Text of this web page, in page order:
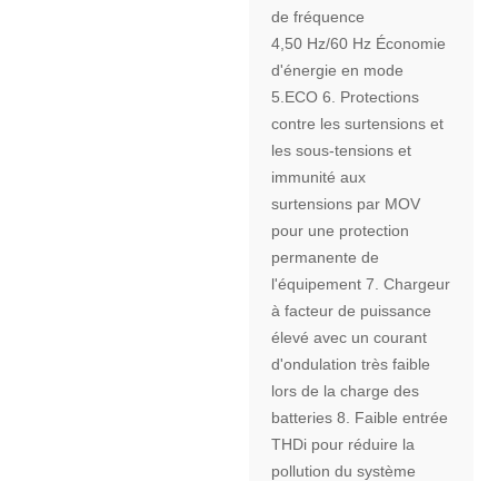
de fréquence
4,50 Hz/60 Hz Économie
d'énergie en mode
5.ECO 6. Protections
contre les surtensions et
les sous-tensions et
immunité aux
surtensions par MOV
pour une protection
permanente de
l'équipement 7. Chargeur
à facteur de puissance
élevé avec un courant
d'ondulation très faible
lors de la charge des
batteries 8. Faible entrée
THDi pour réduire la
pollution du système